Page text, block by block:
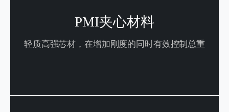
PMI夹心材料
轻质高强芯材，在增加刚度的同时有效控制总重